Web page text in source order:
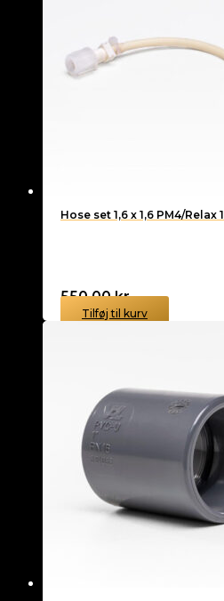
Hose set 1,6 x 1,6 PM4/Relax 1
550,00kr.
Tilføj til kurv